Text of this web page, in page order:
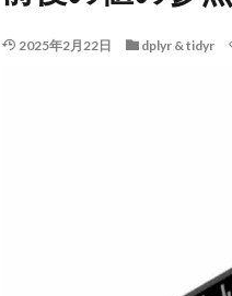
2025年2月22日 dplyr & tidyr